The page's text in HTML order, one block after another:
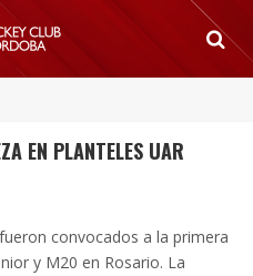
EN PLANTELES UAR
convocados a la primera
y M20 en Rosario. La